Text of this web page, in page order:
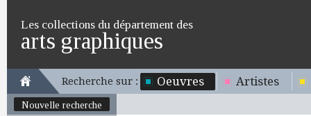
Les collections du département des
arts graphiques
Recherche sur : Oeuvres Artistes
Nouvelle recherche